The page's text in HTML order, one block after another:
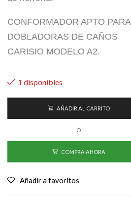
CONFORMADOR APTO PARA
DOBLADORAS DE CAÑOS
CARISIO MODELO A2.
1 disponibles
AÑADIR AL CARRITO
O
COMPRA AHORA
Añadir a favoritos